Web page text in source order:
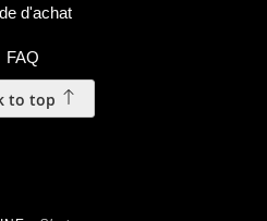
d'achat
FAQ
to top